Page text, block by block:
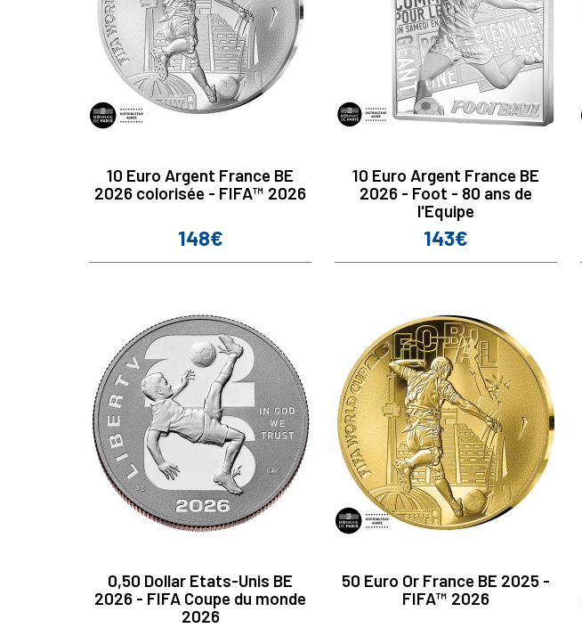
10 Euro Argent France BE
2026 colorisée - FIFA™ 2026
Prix
148€
10 Euro Argent France BE
2026 - Foot - 80 ans de
l'Equipe
Prix
143€
0,50 Dollar Etats-Unis BE
2026 - FIFA Coupe du monde
2026
50 Euro Or France BE 2025 -
FIFA™ 2026